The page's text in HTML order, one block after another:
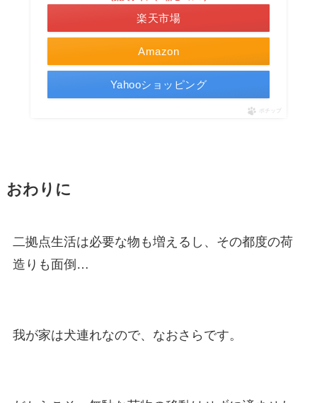
Amazon
楽天市場
Yahooショッピング
ポチップ
おわりに
二拠点生活は必要な物も増えるし、その都度の荷
造りも面倒…
我が家は犬連れなので、なおさらです。